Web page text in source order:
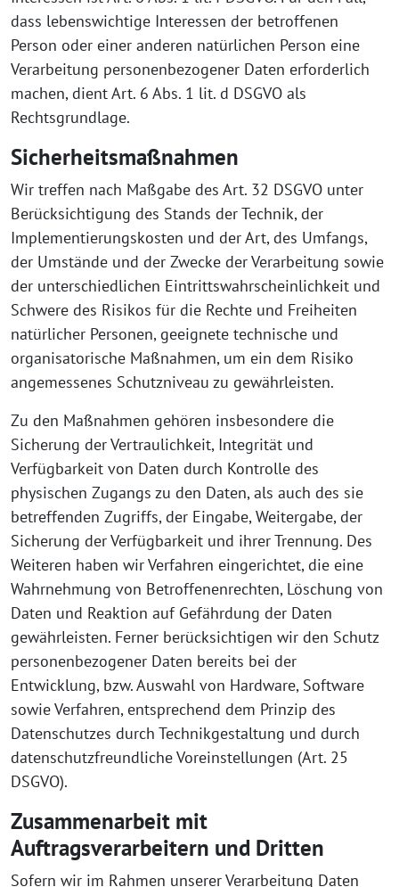
dass lebenswichtige Interessen der betroffenen
Person oder einer anderen natürlichen Person eine
Verarbeitung personenbezogener Daten erforderlich
machen, dient Art. 6 Abs. 1 lit. d DSGVO als
Rechtsgrundlage.
Sicherheitsmaßnahmen
Wir treffen nach Maßgabe des Art. 32 DSGVO unter
Berücksichtigung des Stands der Technik, der
Implementierungskosten und der Art, des Umfangs,
der Umstände und der Zwecke der Verarbeitung sowie
der unterschiedlichen Eintrittswahrscheinlichkeit und
Schwere des Risikos für die Rechte und Freiheiten
natürlicher Personen, geeignete technische und
organisatorische Maßnahmen, um ein dem Risiko
angemessenes Schutzniveau zu gewährleisten.
Zu den Maßnahmen gehören insbesondere die
Sicherung der Vertraulichkeit, Integrität und
Verfügbarkeit von Daten durch Kontrolle des
physischen Zugangs zu den Daten, als auch des sie
betreffenden Zugriffs, der Eingabe, Weitergabe, der
Sicherung der Verfügbarkeit und ihrer Trennung. Des
Weiteren haben wir Verfahren eingerichtet, die eine
Wahrnehmung von Betroffenenrechten, Löschung von
Daten und Reaktion auf Gefährdung der Daten
gewährleisten. Ferner berücksichtigen wir den Schutz
personenbezogener Daten bereits bei der
Entwicklung, bzw. Auswahl von Hardware, Software
sowie Verfahren, entsprechend dem Prinzip des
Datenschutzes durch Technikgestaltung und durch
datenschutzfreundliche Voreinstellungen (Art. 25
DSGVO).
Zusammenarbeit mit
Auftragsverarbeitern und Dritten
Sofern wir im Rahmen unserer Verarbeitung Daten